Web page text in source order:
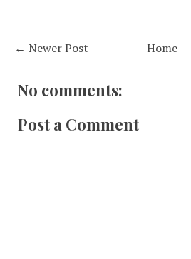
← Newer Post Home
No comments:
Post a Comment